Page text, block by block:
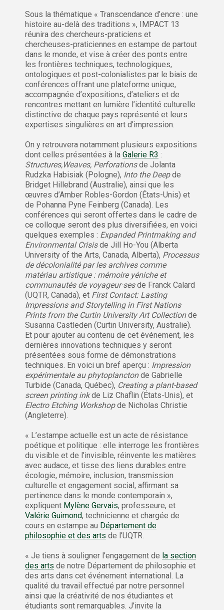
Sous la thématique « Transcendance d’encre : une
histoire au-delà des traditions », IMPACT 13
réunira des chercheurs-praticiens et
chercheuses-praticiennes en estampe de partout
dans le monde, et vise à créer des ponts entre
les frontières techniques, technologiques,
ontologiques et post-colonialistes par le biais de
conférences offrant une plateforme unique,
accompagnée d’expositions, d’ateliers et de
rencontres mettant en lumière l’identité culturelle
distinctive de chaque pays représenté et leurs
expertises singulières en art d’impression.
On y retrouvera notamment plusieurs expositions
dont celles présentées à la Galerie R3 :
Structures,Weaves, Perforationsde Jolanta
Rudzka Habisiak (Pologne), Into the Deepde
Bridget Hillebrand (Australie), ainsi que les
œuvres d’Amber Robles-Gordon (États-Unis) et
de Pohanna Pyne Feinberg (Canada). Les
conférences qui seront offertes dans le cadre de
ce colloque seront des plus diversifiées, en voici
quelques exemples : Expanded Printmaking and
Environmental Crisisde Jill Ho-You (Alberta
University of the Arts, Canada, Alberta), Processus
de décolonialité par les archives comme
matériau artistique : mémoire yéniche et
communautés de voyageur·sesde Franck Calard
(UQTR, Canada), et First Contact: Lasting
Impressions and Storytelling in First Nations
Prints from the Curtin University Art Collectionde
Susanna Castleden (Curtin University, Australie).
Et pour ajouter au contenu de cet événement, les
dernières innovations techniques y seront
présentées sous forme de démonstrations
techniques. En voici un bref aperçu : Impression
expérimentale au phytoplanctonde Gabrielle
Turbide (Canada, Québec), Creating a plant-based
screen printing inkde Liz Chaflin (États-Unis), et
Electro Etching Workshopde Nicholas Christie
(Angleterre).
« L’estampe actuelle est un acte de résistance
poétique et politique : elle interroge les frontières
du visible et de l’invisible, réinvente les matières
avec audace, et tisse des liens durables entre
écologie, mémoire, inclusion, transmission
culturelle et engagement social, affirmant sa
pertinence dans le monde contemporain »,
expliquent Mylène Gervais, professeure, et
Valérie Guimond, technicienne et chargée de
cours en estampe au Département de
philosophie et des arts de l’UQTR.
« Je tiens à souligner l’engagement de la section
des arts de notre Département de philosophie et
des arts dans cet événement international. La
qualité du travail effectué par notre personnel
ainsi que la créativité de nos étudiantes et
étudiants sont remarquables. J’invite la